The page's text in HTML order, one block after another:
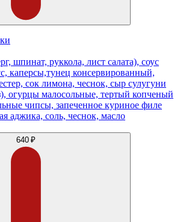
шпинат, руккола, лист салата), соус
каперсы,тунец консервированный,
сок лимона, чеснок, сыр сулугуни
огурцы малосольные, тертый копченый
чипсы, запеченное куриное филе
аджика, соль, чеснок, масло
640 ₽